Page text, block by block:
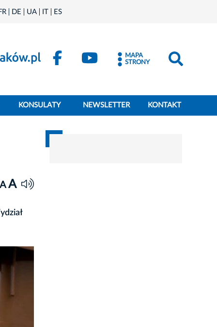
DE UA IT ES
MAPA
STRONY
KONSULATY NEWSLETTER KONTAKT
A A